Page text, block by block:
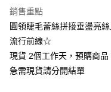
Google Pay
全支付
大哥付你分期
銷售重點
圓領睫毛蕾絲拼接垂盪亮
流行前線☆
現貨 2個工作天，預購商
急需現貨請分開結單